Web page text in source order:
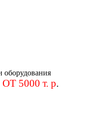
оборудования
5000 т. р.